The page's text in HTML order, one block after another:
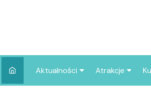
Aktualności Atrakcje